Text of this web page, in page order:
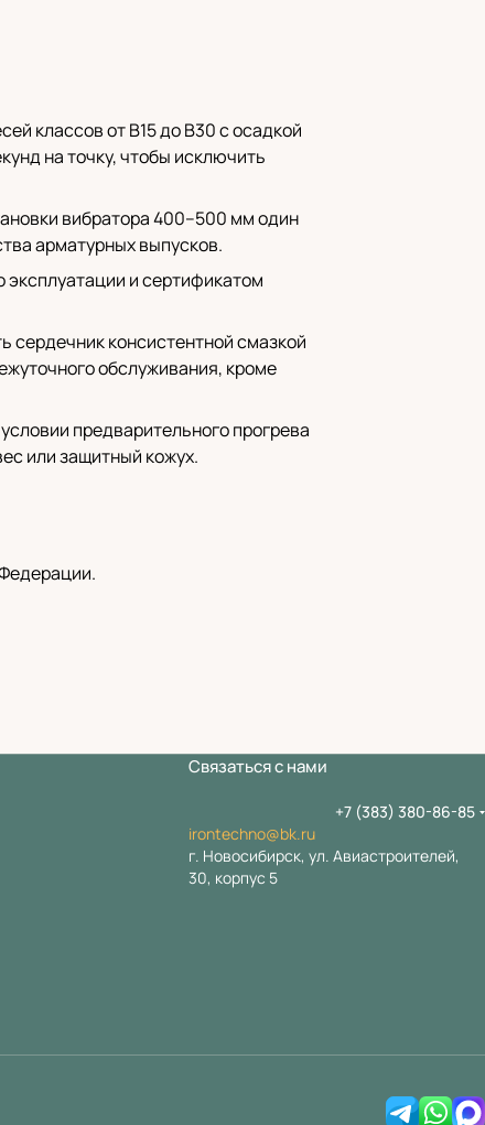
классов от B15 до B30 с осадкой
на точку, чтобы исключить
вибратора 400–500 мм один
арматурных выпусков.
эксплуатации и сертификатом
сердечник консистентной смазкой
обслуживания, кроме
предварительного прогрева
или защитный кожух.
Связаться с нами
+7 (383) 380-86-85
irontechno@bk.ru
г. Новосибирск, ул. Авиастроителей,
30, корпус 5